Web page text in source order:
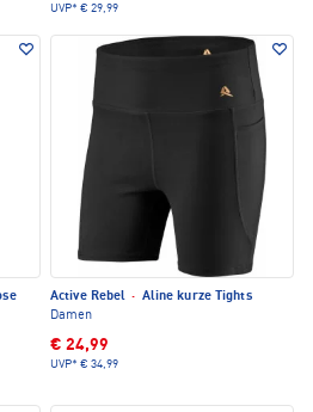
UVP* € 29,99
Active Rebel · Aline kurze Tights
Damen
€ 24,99
UVP* € 34,99